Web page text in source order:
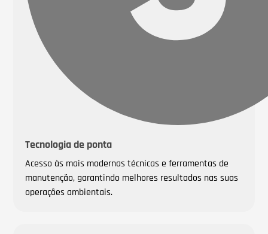
Tecnologia de ponta
Acesso às mais modernas técnicas e ferramentas de
manutenção, garantindo melhores resultados nas suas
operações ambientais.